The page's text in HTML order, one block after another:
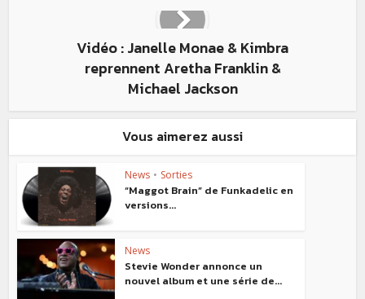
Vidéo : Janelle Monae & Kimbra
reprennent Aretha Franklin &
Michael Jackson
Vous aimerez aussi
News • Sorties
“Maggot Brain” de Funkadelic en
versions...
News
Stevie Wonder annonce un
nouvel album et une série de...